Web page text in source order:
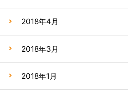
2018年4月
2018年3月
2018年1月